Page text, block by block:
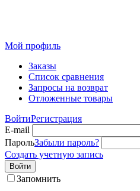
Мой профиль
Заказы
Список сравнения
Запросы на возврат
Отложенные товары
ВойтиРегистрация
E-mail
ПарольЗабыли пароль?
Создать учетную запись
Войти
Запомнить